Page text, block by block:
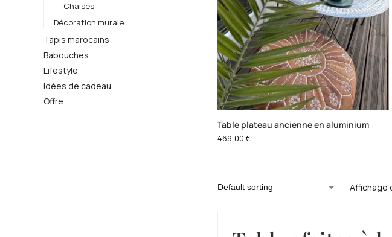
Table plateau ancienne en aluminium
469,00 €
Affichage
Chaises
Décoration murale
Tapis marocains
Babouches
Lifestyle
Idées de cadeau
Offre